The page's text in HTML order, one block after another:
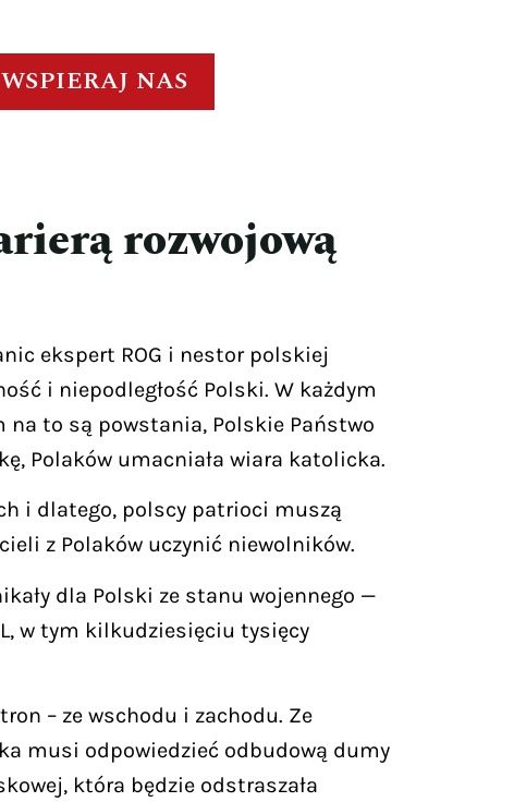
WSPIERAJ NAS
rozwojową
ekspert ROG i nestor polskiej
i niepodległość Polski. W każdym
na to są powstania, Polskie Państwo
Polaków umacniała wiara katolicka.
i dlatego, polscy patrioci muszą
z Polaków uczynić niewolników.
dla Polski ze stanu wojennego —
w tym kilkudziesięciu tysięcy
– ze wschodu i zachodu. Ze
musi odpowiedzieć odbudową dumy
która będzie odstraszała